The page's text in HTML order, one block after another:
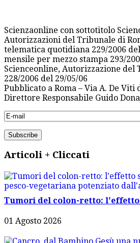
Scienzaonline con sottotitolo
Autorizzazioni del Tribunale di
telematica quotidiana 229/2006
mensile per mezzo stampa 293/
Scienceonline, Autorizzazione del
228/2006 del 29/05/06
Pubblicato a Roma – Via A. De Viti
Direttore Responsabile Guido
Articoli + Cliccati
Tumori del colon-retto: l'effetto
01 Agosto 2026